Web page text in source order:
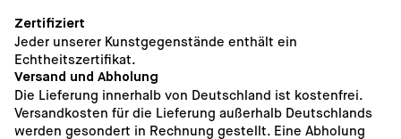
Zertifiziert
Jeder unserer Kunstgegenstände enthält ein
Echtheitszertifikat.
Versand und Abholung
Die Lieferung innerhalb von Deutschland ist kostenfrei.
Versandkosten für die Lieferung außerhalb Deutschlands
werden gesondert in Rechnung gestellt. Eine Abholung